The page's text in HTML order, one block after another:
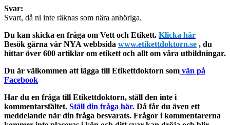
Svar:
Svart, då ni inte räknas som nära anhöriga.
Du kan skicka en fråga om Vett och Etikett. Klicka här
Besök gärna vår NYA webbsida www.etikettdoktorn.se , du
hittar över 600 artiklar om etikett och allt om våra utbildningar.
Du är välkommen att lägga till Etikettdoktorn som vän på
Facebook
Har du en fråga till Etikettdoktorn, ställ den inte i
kommentarsfältet. Ställ din fråga här. Då får du även ett
meddelande när din fråga besvarats. Frågor i kommentarerna